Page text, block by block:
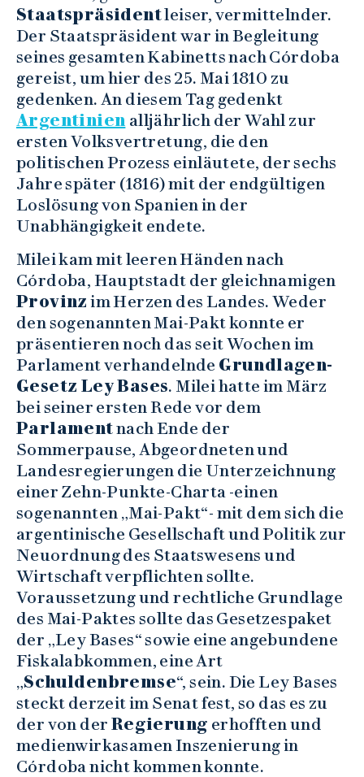
Staatspräsidentleiser, vermittelnder.
Der Staatspräsident war in Begleitung
seines gesamten Kabinetts nach Córdoba
gereist, um hier des 25. Mai 1810 zu
gedenken. An diesem Tag gedenkt
Argentinien alljährlich der Wahl zur
ersten Volksvertretung, die den
politischen Prozess einläutete, der sechs
Jahre später (1816) mit der endgültigen
Loslösung von Spanien in der
Unabhängigkeit endete.
Milei kam mit leeren Händen nach
Córdoba, Hauptstadt der gleichnamigen
Provinz im Herzen des Landes. Weder
den sogenannten Mai-Pakt konnte er
präsentieren noch das seit Wochen im
Parlament verhandelnde Grundlagen-
Gesetz Ley Bases. Milei hatte im März
bei seiner ersten Rede vor dem
Parlamentnach Ende der
Sommerpause, Abgeordneten und
Landesregierungen die Unterzeichnung
einer Zehn-Punkte-Charta -einen
sogenannten „Mai-Pakt“- mit dem sich die
argentinische Gesellschaft und Politik zur
Neuordnung des Staatswesens und
Wirtschaft verpflichten sollte.
Voraussetzung und rechtliche Grundlage
des Mai-Paktes sollte das Gesetzespaket
der „Ley Bases“ sowie eine angebundene
Fiskalabkommen, eine Art
„Schuldenbremse“, sein. Die Ley Bases
steckt derzeit im Senat fest, so das es zu
der von der Regierung erhofften und
medienwirkasamen Inszenierung in
Córdoba nicht kommen konnte.